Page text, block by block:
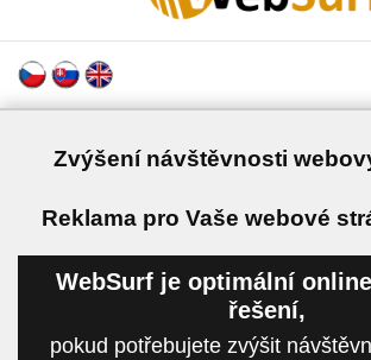
Zvýšení návštěvnosti
Reklama pro Vaše webové
WebSurf je optimální
řešení,
pokud potřebujete zvýšit